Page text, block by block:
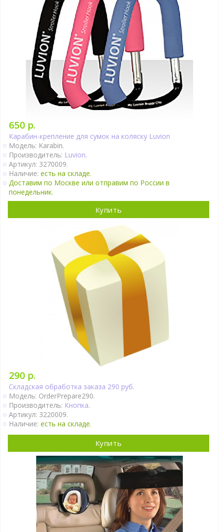
650 р.
Карабин-крепление для сумок на коляску Luvion
Модель: Karabin.
Производитель: Luvion.
Артикул: 3270009.
Наличие:есть на складе.
Доставим по Москве или отправим по России в
понедельник.
Купить
290 р.
Складская обработка заказа 290 руб.
Модель: OrderPrepare290.
Производитель: Кнопка.
Артикул: 3220009.
Наличие:есть на складе.
Купить